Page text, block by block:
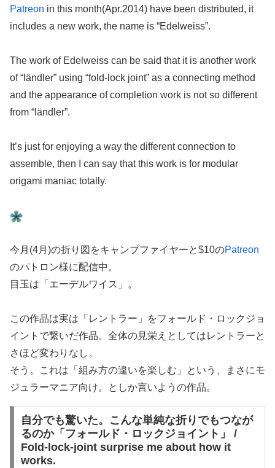
Patreon in this month(Apr.2014) have been distributed, it
includes a new work, the name is “Edelweiss”.
The work of Edelweiss can be said that it is another work
of “ländler” using “fold-lock joint” as a connecting method
and the appearance of completion work is not so different
from “ländler”.
It’s just for enjoying a way the different connection to
assemble, then I can say that this work is for modular
origami maniac totally.
今月(4月)の折り図をキャンプファイヤーと$10のPatreon
のパトロン様に配信中。
目玉は「エーデルワイス」。
この作品は実は「レントラー」をフォールド・ロックジョ
イントで繋いだ作品。全体の見栄えとしてはレントラーと
さほど変わりなし。
そう。これは「組み方の違いを楽しむ」という、まさにモ
ジュラーマニア向け。としか言いようの作品。
自分でも驚いた。こんな単純な折りでもつなが
るのか「フォールド・ロックジョイント」 /
Fold-lock-joint surprise me about how it
works.